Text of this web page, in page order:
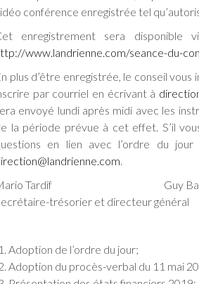
conférence enregistrée tel
enregistrement sera disponible
www.landrienne.com/seance-du-
plus d’être enregistrée, le conseil
par courriel en écrivant à
envoyé lundi après midi avec les
la période prévue à cet effet. S’il
en lien avec l’ordre du
.
Tardif Guy
trésorier et directeur général
Adoption de l’ordre du jour;
Adoption du procès-verbal du 11 mai